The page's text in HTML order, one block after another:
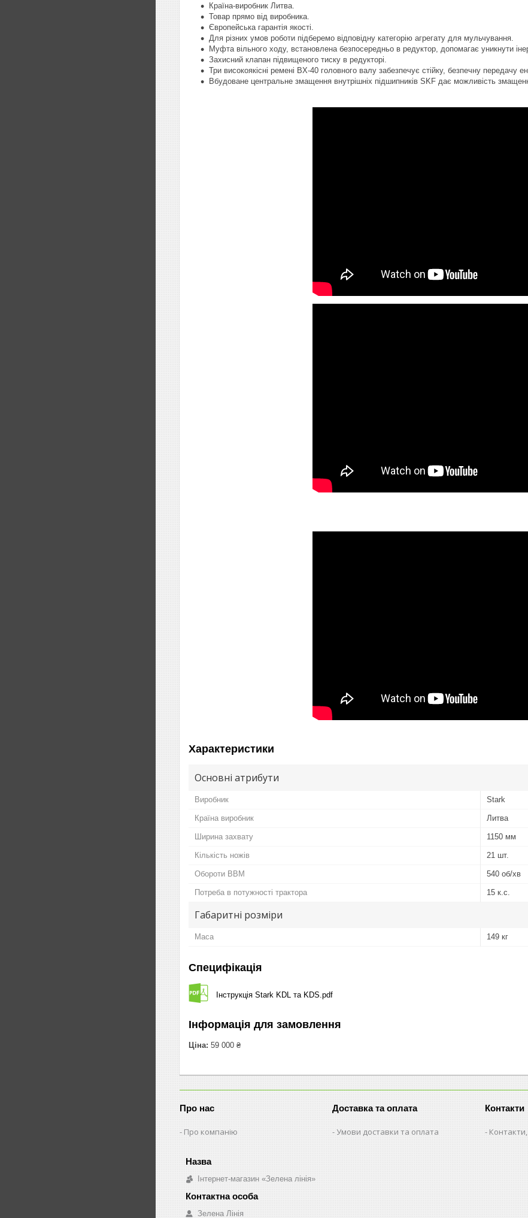
Країна-виробник Литва.
Товар прямо від виробника.
Європейська гарантія якості.
Для різних умов роботи підберемо відповідну категорію агрегату для мульчування.
Муфта вільного ходу, встановлена ​​безпосередньо в редуктор, допомагає уникнути
Захисний клапан підвищеного тиску в редукторі.
Три високоякісні ремені BX-40 головного валу забезпечує стійку, безпечну передачу
Вбудоване центральне змащення внутрішніх підшипників SKF дає можливість
Характеристики
Основні атрибути
Виробник Stark
Країна виробник Литва
Ширина захвату 1150 мм
Кількість ножів 21 шт.
Обороти ВВМ 540 об/хв
Потреба в потужності трактора 15 к.с.
Габаритні розміри
Маса 149 кг
Специфікація
Інструкція Stark KDL та KDS.pdf
Інформація для замовлення
Ціна: 59 000 ₴
Про нас
Про компанію
Доставка та оплата
Умови доставки та оплата
Контакти
Інтернет-магазин «Зелена лінія»
Зелена Лінія